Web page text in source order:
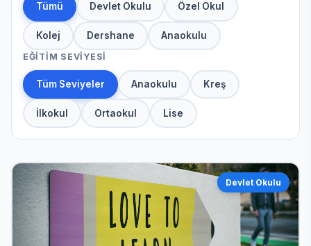
Tümü Devlet Okulu Özel Okul
Kolej Dershane Anaokulu
EĞITIM SEVIYESI
Tüm Seviyeler Anaokulu Kreş
İlkokul Ortaokul Lise
Devlet Okulu